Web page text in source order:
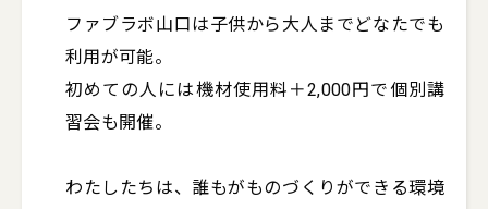
ファブラボ山口は子供から大人までどなたでも
利用が可能。
初めての人には機材使用料＋2,000円で個別講
習会も開催。
わたしたちは、誰もがものづくりができる環境